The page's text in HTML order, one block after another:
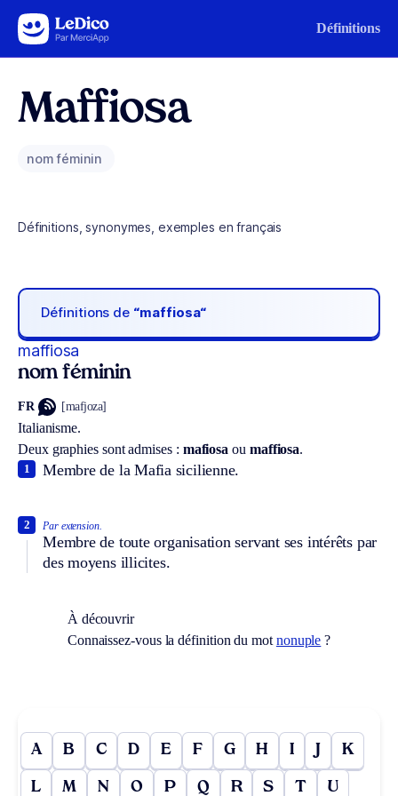
Aller au contenu Définitions
Maffiosa
nom féminin
Définitions, synonymes, exemples en français
Définitions de “maffiosa“
maffiosa
nom féminin
FR [mafjoza]
Italianisme.
Deux graphies sont admises : mafiosa ou maffiosa.
Membre de la Mafia sicilienne.
1
Par extension.
Membre de toute organisation servant ses intérêts par
des moyens illicites.
2
À découvrir
Connaissez-vous la définition du mot nonuple ?
A B C D E F G H I J K
L M N O P Q R S T U